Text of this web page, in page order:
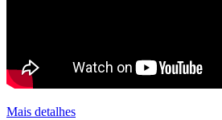
Mais detalhes